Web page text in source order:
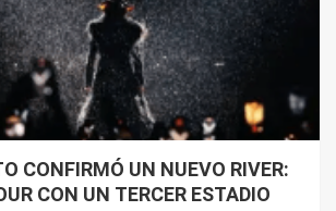
CONFIRMÓ UN NUEVO RIVER:
CON UN TERCER ESTADIO